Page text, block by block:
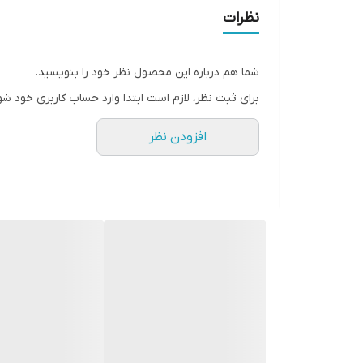
نظرات
شما هم درباره این محصول نظر خود را بنویسید.
برای ثبت نظر، لازم است ابتدا وارد حساب کاربری خود
افزودن نظر